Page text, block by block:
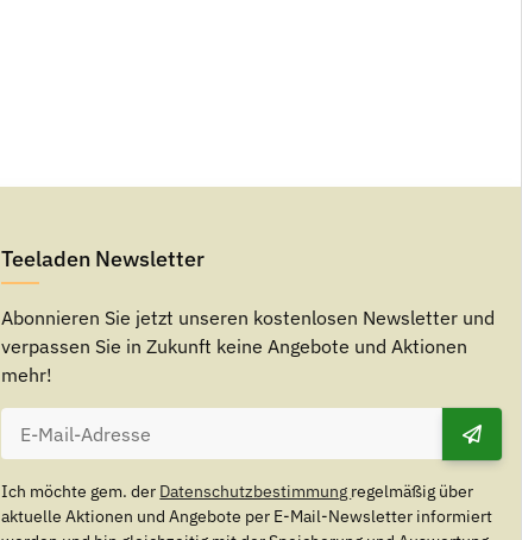
Teeladen Newsletter
Abonnieren Sie jetzt unseren kostenlosen Newsletter und
verpassen Sie in Zukunft keine Angebote und Aktionen
mehr!
Ich möchte gem. der Datenschutzbestimmung regelmäßig über
aktuelle Aktionen und Angebote per E-Mail-Newsletter informiert